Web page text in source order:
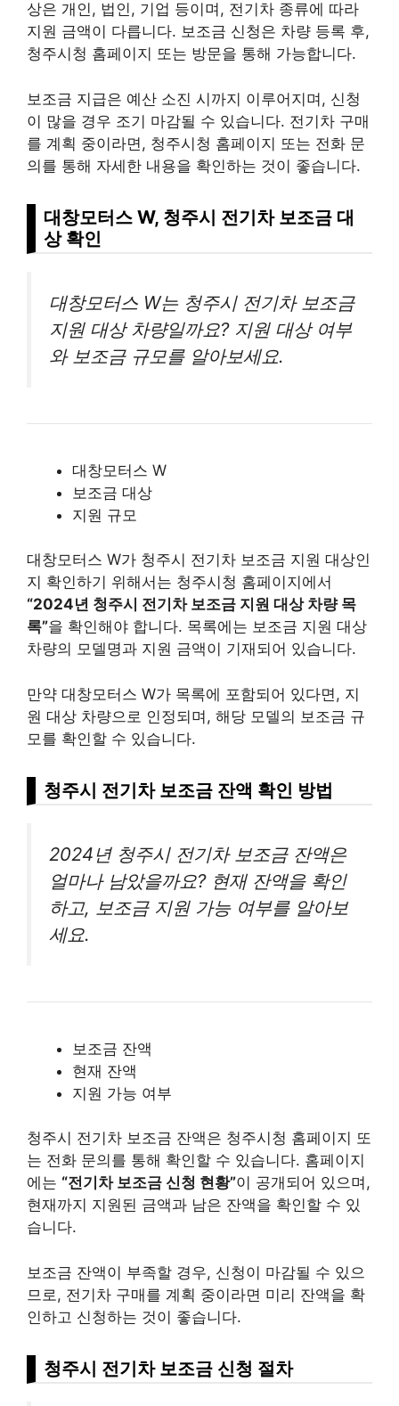
상은 개인, 법인, 기업 등이며, 전기차 종류에 따라
지원 금액이 다릅니다. 보조금 신청은 차량 등록 후,
청주시청 홈페이지 또는 방문을 통해 가능합니다.
보조금 지급은 예산 소진 시까지 이루어지며, 신청
이 많을 경우 조기 마감될 수 있습니다. 전기차 구매
를 계획 중이라면, 청주시청 홈페이지 또는 전화 문
의를 통해 자세한 내용을 확인하는 것이 좋습니다.
대창모터스 W, 청주시 전기차 보조금 대
상 확인
대창모터스 W는 청주시 전기차 보조금
지원 대상 차량일까요? 지원 대상 여부
와 보조금 규모를 알아보세요.
대창모터스 W
보조금 대상
지원 규모
대창모터스 W가 청주시 전기차 보조금 지원 대상인
지 확인하기 위해서는 청주시청 홈페이지에서
“2024년 청주시 전기차 보조금 지원 대상 차량 목
록”을 확인해야 합니다. 목록에는 보조금 지원 대상
차량의 모델명과 지원 금액이 기재되어 있습니다.
만약 대창모터스 W가 목록에 포함되어 있다면, 지
원 대상 차량으로 인정되며, 해당 모델의 보조금 규
모를 확인할 수 있습니다.
청주시 전기차 보조금 잔액 확인 방법
2024년 청주시 전기차 보조금 잔액은
얼마나 남았을까요? 현재 잔액을 확인
하고, 보조금 지원 가능 여부를 알아보
세요.
보조금 잔액
현재 잔액
지원 가능 여부
청주시 전기차 보조금 잔액은 청주시청 홈페이지 또
는 전화 문의를 통해 확인할 수 있습니다. 홈페이지
에는 “전기차 보조금 신청 현황”이 공개되어 있으며,
현재까지 지원된 금액과 남은 잔액을 확인할 수 있
습니다.
보조금 잔액이 부족할 경우, 신청이 마감될 수 있으
므로, 전기차 구매를 계획 중이라면 미리 잔액을 확
인하고 신청하는 것이 좋습니다.
청주시 전기차 보조금 신청 절차